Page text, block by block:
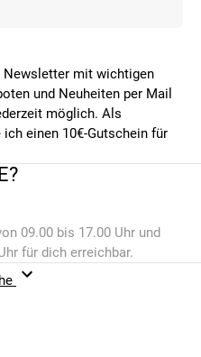
Newsletter mit wichtigen
und Neuheiten per Mail
möglich. Als
einen 10€-Gutschein für
09.00 bis 17.00 Uhr und
für dich erreichbar.